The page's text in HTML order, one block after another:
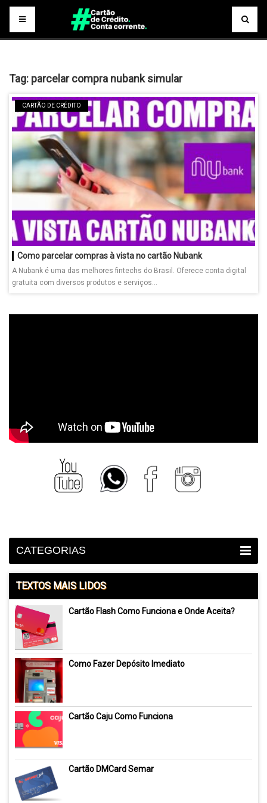
Tag: parcelar compra nubank simular
CARTÃO DE CRÉDITO
Como parcelar compras à vista no cartão Nubank
A Nubank é uma das melhores fintechs do Brasil. Oferece conta digital
gratuita com diversos produtos e serviços...
CATEGORIAS
TEXTOS MAIS LIDOS
Cartão Flash Como Funciona e Onde Aceita?
Como Fazer Depósito Imediato
Cartão Caju Como Funciona
Cartão DMCard Semar